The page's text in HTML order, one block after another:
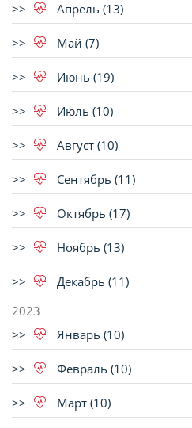
Апрель (13)
Май (7)
Июнь (19)
Июль (10)
Август (10)
Сентябрь (11)
Октябрь (17)
Ноябрь (13)
Декабрь (11)
2023
Январь (10)
Февраль (10)
Март (10)